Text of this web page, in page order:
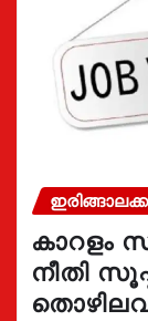
കാറളം
നീതി